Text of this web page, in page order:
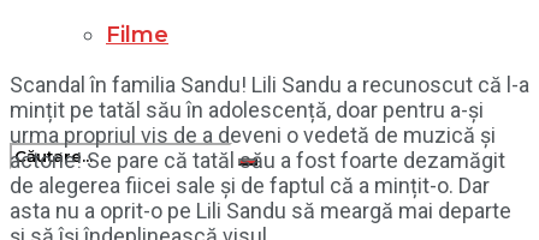
Filme
Scandal în familia Sandu! Lili Sandu a recunoscut că l-a
mințit pe tatăl său în adolescență, doar pentru a-și
urma propriul vis de a deveni o vedetă de muzică și
actorie! Se pare că tatăl său a fost foarte dezamăgit
de alegerea fiicei sale și de faptul că a mințit-o. Dar
asta nu a oprit-o pe Lili Sandu să meargă mai departe